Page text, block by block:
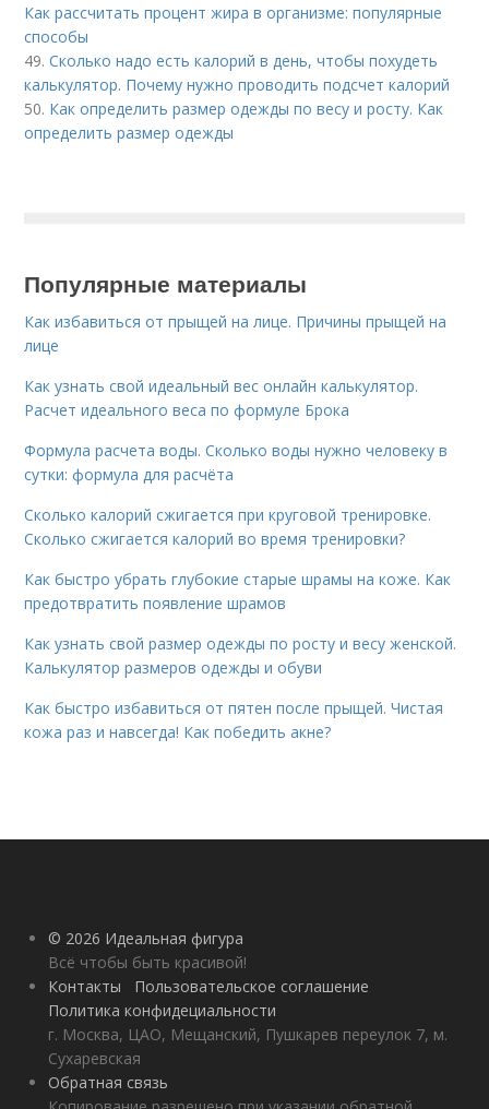
Как рассчитать процент жира в организме: популярные
способы
49.Сколько надо есть калорий в день, чтобы похудеть
калькулятор. Почему нужно проводить подсчет калорий
50. Как определить размер одежды по весу и росту. Как
определить размер одежды
Популярные материалы
Как избавиться от прыщей на лице. Причины прыщей на
лице
Как узнать свой идеальный вес онлайн калькулятор.
Расчет идеального веса по формуле Брока
Формула расчета воды. Сколько воды нужно человеку в
сутки: формула для расчёта
Сколько калорий сжигается при круговой тренировке.
Сколько сжигается калорий во время тренировки?
Как быстро убрать глубокие старые шрамы на коже. Как
предотвратить появление шрамов
Как узнать свой размер одежды по росту и весу женской.
Калькулятор размеров одежды и обуви
Как быстро избавиться от пятен после прыщей. Чистая
кожа раз и навсегда! Как победить акне?
© 2026 Идеальная фигура
Всё чтобы быть красивой!
Контакты
Пользовательское соглашение
Политика конфидециальности
г. Москва, ЦАО, Мещанский, Пушкарев переулок 7, м.
Сухаревская
Обратная связь